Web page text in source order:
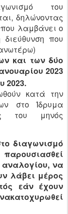
του
δηλώνοντας
που λαμβάνει ο
που
και των δύο
2023
2023.
κατά την
στο Ίδρυμα
του μηνός
διαγωνισμό
να
λάβει μέρος
εάν έχουν